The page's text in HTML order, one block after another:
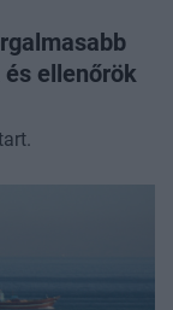
ellenőrök